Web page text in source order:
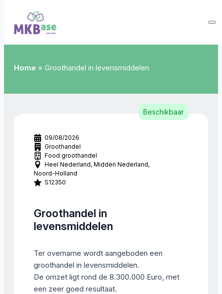
Home » Groothandel in levensmiddelen
09/08/2026
Groothandel
Food groothandel
Heel Nederland Midden Nederland
Noord-Holland
S12350
Groothandel in
levensmiddelen
Ter overname wordt aangeboden een
groothandel in levensmiddelen.
De omzet ligt rond de 8.300.000 Euro, met
een zeer goed resultaat.
Beschikbaar